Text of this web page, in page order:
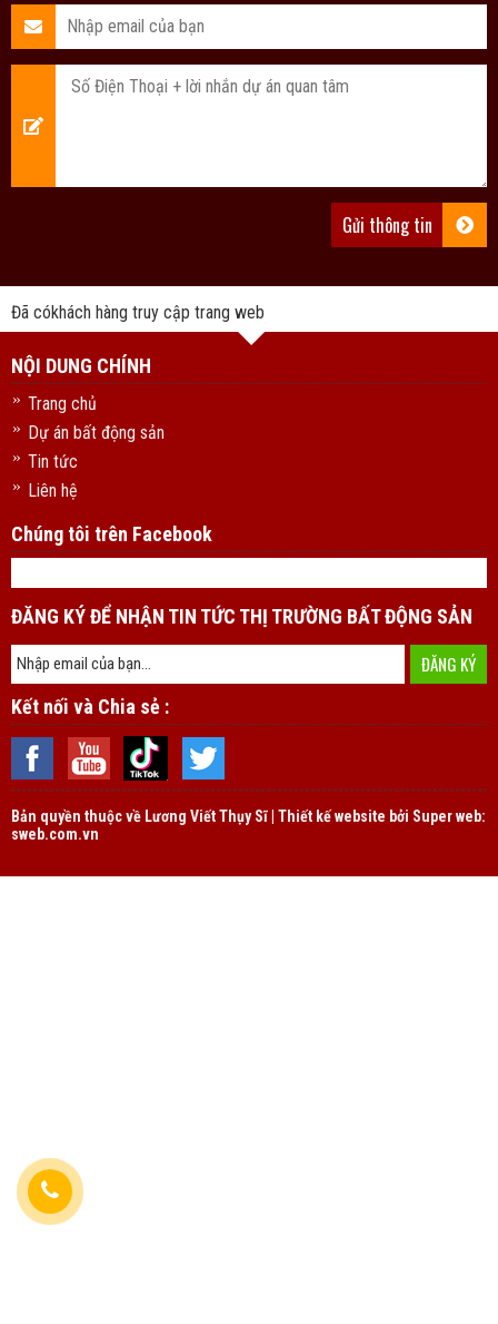
Đã cókhách hàng truy cập trang web
NỘI DUNG CHÍNH
Trang chủ
Dự án bất động sản
Tin tức
Liên hệ
Chúng tôi trên Facebook
ĐĂNG KÝ ĐỂ NHẬN TIN TỨC THỊ TRƯỜNG BẤT ĐỘNG SẢN
Kết nối và Chia sẻ :
Bản quyền thuộc về Lương Viết Thụy Sĩ | Thiết kế website bởi Super web:
sweb.com.vn